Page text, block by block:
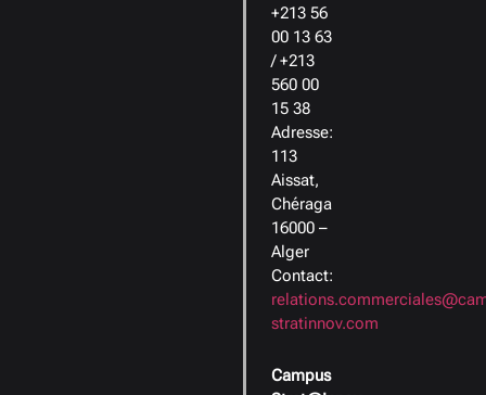
+213 56
00 13 63
/ +213
560 00
15 38
Adresse:
113
Aissat,
Chéraga
16000 –
Alger
Contact:
stratinnov.com
Campus